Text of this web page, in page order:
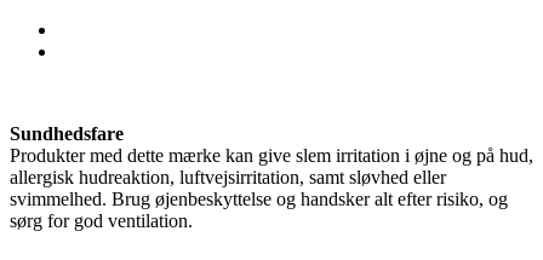
Sundhedsfare
Produkter med dette mærke kan give slem irritation i øjne og på hud,
allergisk hudreaktion, luftvejsirritation, samt sløvhed eller
svimmelhed. Brug øjenbeskyttelse og handsker alt efter risiko, og
sørg for god ventilation.